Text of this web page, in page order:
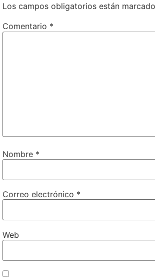
Los campos obligatorios están
Comentario *
Nombre *
Correo electrónico *
Web